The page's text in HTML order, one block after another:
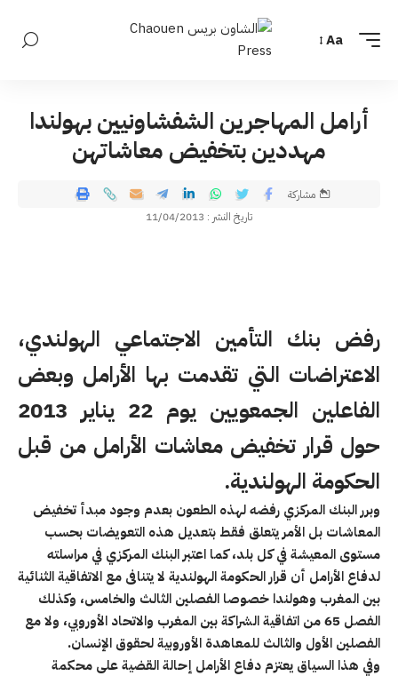
Aa
أرامل المهاجرين الشفشاونيين بهولندا
مهددين بتخفيض معاشاتهن
تاريخ النشر : 11/04/2013
مشاركة
رفض بنك التأمين الاجتماعي الهولندي،
الاعتراضات التي تقدمت بها الأرامل وبعض
الفاعلين الجمعويين يوم 22 يناير 2013
حول قرار تخفيض معاشات الأرامل من قبل
الحكومة الهولندية.
وبرر البنك المركزي رفضه لهذه الطعون بعدم وجود مبدأ تخفيض
المعاشات بل الأمر يتعلق فقط بتعديل هذه التعويضات بحسب
مستوى المعيشة في كل بلد، كما اعتبر البنك المركزي في مراسلته
لدفاع الأرامل أن قرار الحكومة الهولندية لا يتنافى مع الاتفاقية الثنائية
بين المغرب وهولندا خصوصا الفصلين الثالث والخامس، وكذلك
الفصل 65 من اتفاقية الشراكة بين المغرب والاتحاد الأوروبي، ولا مع
الفصلين الأول والثالث للمعاهدة الأوروبية لحقوق الإنسان.
وفي هذا السياق يعتزم دفاع الأرامل إحالة القضية على محكمة